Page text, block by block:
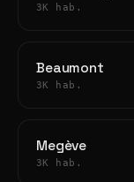
3K hab.
Beaumont
3K hab.
Megève
3K hab.